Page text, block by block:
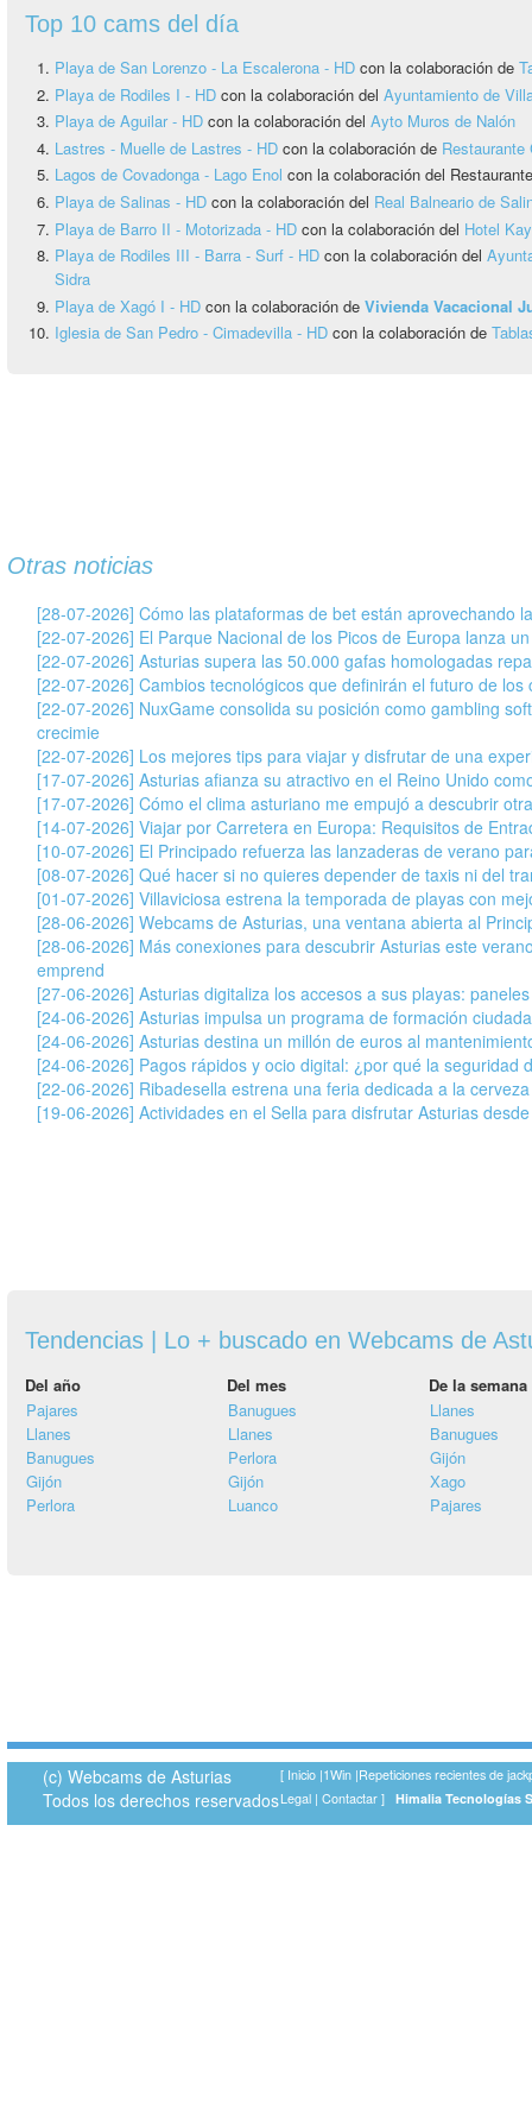
Top 10 cams del día
Playa de San Lorenzo - La Escalerona - HD con la colaboración de
Playa de Rodiles I - HD con la colaboración del Ayuntamiento de
Playa de Aguilar - HD con la colaboración del Ayto Muros de Nalón
Lastres - Muelle de Lastres - HD con la colaboración de
Lagos de Covadonga - Lago Enol con la colaboración del
Playa de Salinas - HD con la colaboración del Real Balneario de
Playa de Barro II - Motorizada - HD con la colaboración del Hotel
Playa de Rodiles III - Barra - Surf - HD con la colaboración del
Sidra
Playa de Xagó I - HD con la colaboración de Vivienda Vacacional
Iglesia de San Pedro - Cimadevilla - HD con la colaboración de
Otras noticias
[28-07-2026] Cómo las plataformas de bet están aprovechando
[22-07-2026] El Parque Nacional de los Picos de Europa lanza
[22-07-2026] Asturias supera las 50.000 gafas homologadas
[22-07-2026] Cambios tecnológicos que definirán el futuro de los
[22-07-2026] NuxGame consolida su posición como gambling
crecimie
[22-07-2026] Los mejores tips para viajar y disfrutar de una
[17-07-2026] Asturias afianza su atractivo en el Reino Unido
[17-07-2026] Cómo el clima asturiano me empujó a descubrir
[14-07-2026] Viajar por Carretera en Europa: Requisitos de
[10-07-2026] El Principado refuerza las lanzaderas de verano
[08-07-2026] Qué hacer si no quieres depender de taxis ni del
[01-07-2026] Villaviciosa estrena la temporada de playas con
[28-06-2026] Webcams de Asturias, una ventana abierta al
[28-06-2026] Más conexiones para descubrir Asturias este
emprend
[27-06-2026] Asturias digitaliza los accesos a sus playas:
[24-06-2026] Asturias impulsa un programa de formación
[24-06-2026] Asturias destina un millón de euros al
[24-06-2026] Pagos rápidos y ocio digital: ¿por qué la seguridad
[22-06-2026] Ribadesella estrena una feria dedicada a la
[19-06-2026] Actividades en el Sella para disfrutar Asturias
Tendencias | Lo + buscado en Webcams de
Del año Del mes
De la semana
Pajares
Llanes
Banugues
Gijón
Perlora
Banugues
Llanes
Perlora
Gijón
Luanco
Llanes
Banugues
Gijón
Xago
Pajares
(c) Webcams de Asturias
Todos los derechos reservados
[ Inicio |1Win |Repeticiones recientes de
Legal | Contactar ] Himalia Tecnologías